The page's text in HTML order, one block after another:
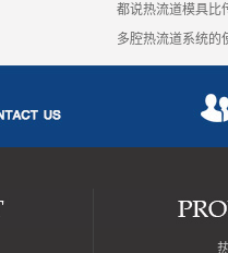
都说热流道模具比
多腔热流道系统的